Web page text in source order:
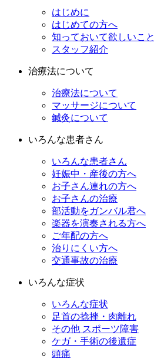
はじめに
はじめての方へ
知っておいて欲しいこと
スタッフ紹介
治療法について
治療法について
マッサージについて
鍼灸について
いろんな患者さん
いろんな患者さん
妊娠中・産後の方へ
お子さん連れの方へ
お子さんの治療
部活動をガンバル君へ
楽器を演奏される方へ
ご年配の方へ
治りにくい方へ
交通事故の治療
いろんな症状
いろんな症状
足首の捻挫・肉離れ
その他 スポーツ障害
ケガ・手術の後遺症
頭痛